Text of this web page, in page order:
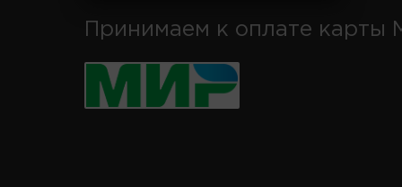
Принимаем к оплате карты